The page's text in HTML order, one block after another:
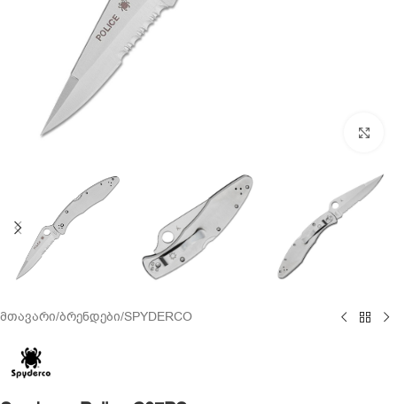
მთავარი/ბრენდები/SPYDERCO